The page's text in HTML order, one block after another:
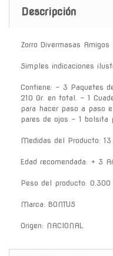
Descripción
Zorro Divermasas Amigos
Simples indicaciones
Contiene: - 3 Paquetes
210 Gr. en total. - 1
para hacer paso a paso
pares de ojos - 1 bolsita
Medidas del Producto:
Edad recomendada: + 3
Peso del producto: 0.300
Marca: BONTUS
Origen: NACIONAL